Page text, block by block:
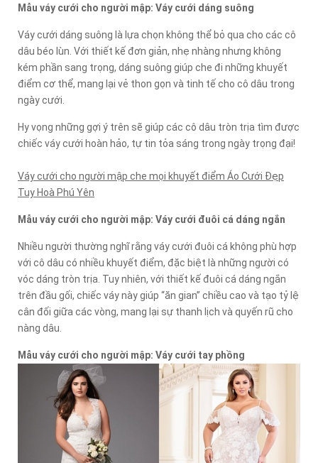
Mẫu váy cưới cho người mập: Váy cưới dáng suông
Váy cưới dáng suông là lựa chọn không thể bỏ qua cho các cô
dâu béo lùn. Với thiết kế đơn giản, nhẹ nhàng nhưng không
kém phần sang trọng, dáng suông giúp che đi những khuyết
điểm cơ thể, mang lại vẻ thon gọn và tinh tế cho cô dâu trong
ngày cưới.
Hy vọng những gợi ý trên sẽ giúp các cô dâu tròn trịa tìm được
chiếc váy cưới hoàn hảo, tự tin tỏa sáng trong ngày trọng đại!
Váy cưới cho người mập che mọi khuyết điểm Áo Cưới Đẹp
Tuy Hoà Phú Yên
Mẫu váy cưới cho người mập: Váy cưới đuôi cá dáng ngắn
Nhiều người thường nghĩ rằng váy cưới đuôi cá không phù hợp
với cô dâu có nhiều khuyết điểm, đặc biệt là những người có
vóc dáng tròn trịa. Tuy nhiên, với thiết kế đuôi cá dáng ngắn
trên đầu gối, chiếc váy này giúp “ăn gian” chiều cao và tạo tỷ lệ
cân đối giữa các vòng, mang lại sự thanh lịch và quyến rũ cho
nàng dâu.
Mẫu váy cưới cho người mập: Váy cưới tay phồng